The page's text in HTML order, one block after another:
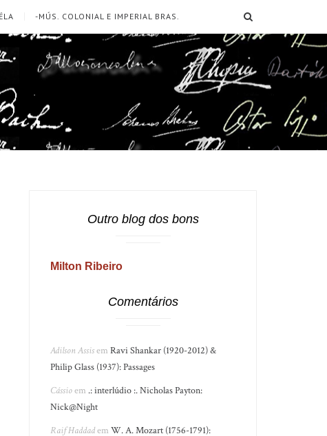
-MÚS. COLONIAL E IMPERIAL BRAS.
Outro blog dos bons
Milton Ribeiro
Comentários
Adilson AssisemRavi Shankar (1920-2012) &
Philip Glass (1937): Passages
Cássioem .: interlúdio :. Nicholas Payton:
Nick@Night
Raif HaddademW. A. Mozart (1756-1791):